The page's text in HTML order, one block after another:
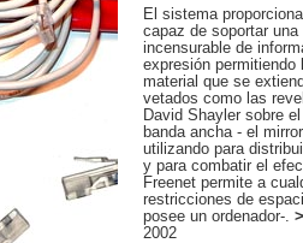
El sistema
capaz de soportar
incensurable de
expresión permitiendo
material que se
vetados como las
David Shayler sobre
banda ancha - el
utilizando para
y para combatir el
Freenet permite a
restricciones de
posee un ordenador-.
2002